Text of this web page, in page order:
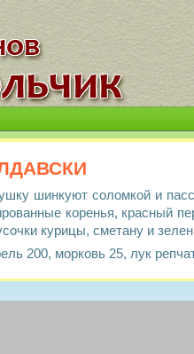
шинкуют соломкой и
коренья, красный
курицы, сметану и
200, морковь 25, лук